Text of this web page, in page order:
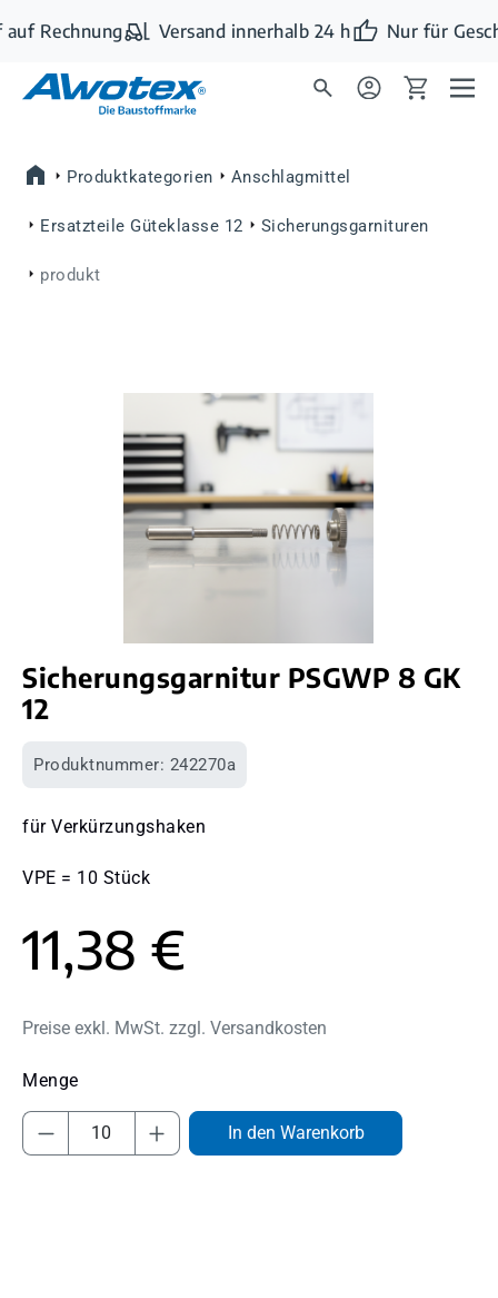
Zum Hauptinhalt springen
Rechnung Versand innerhalb 24 h Nur für
Produktkategorien Anschlagmittel
Ersatzteile Güteklasse 12 Sicherungsgarnituren
produkt
Bildergalerie überspringen
Sicherungsgarnitur PSGWP 8 GK
12
Produktnummer: 242270a
für Verkürzungshaken
VPE = 10 Stück
11,38 €
Preise exkl. MwSt. zzgl. Versandkosten
Produkt Anzahl: Gib den gewünschten
In den Warenkorb